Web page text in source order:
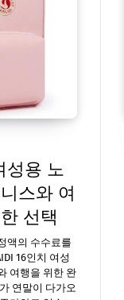
성용 노
스와 여
선택
액의 수수료를
16인치 여성
여행을 위한 완
연말이 다가오